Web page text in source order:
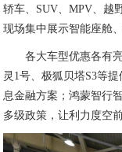
轿车、SUV、MPV、越
现场集中展示智能座舱
各大车型优惠各有
灵1号、极狐贝塔S3等
息金融方案；鸿蒙智行
多级政策，让利力度空前